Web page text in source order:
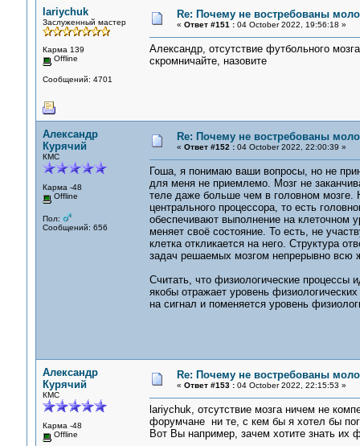
lariychuk
Заслуженный мастер
Карма 139
Offline
Сообщений: 4701
Re: Почему не востребованы
« Ответ #151 :04 October 2022, 19:56:18 »
Александр, отсутствие футбольного
скромничайте, назовите
Александр
Курячий
КМС
Карма -48
Offline
Пол:
Сообщений: 656
Re: Почему не востребованы
« Ответ #152 :04 October 2022, 22:00:39 »
Гоша, я понимаю ваши вопросы, но не
для меня не приемлемо. Мозг не
теле даже больше чем в головном
центрального процессора, то есть
обеспечивают выполнение на клеточном
меняет своё состояние. То есть, не
клетка откликается на него. Структура
задач решаемых мозгом непрерывно всю
Считать, что физиологические
якобы отражает уровень
на сигнал и поменяется уровень
Александр
Курячий
КМС
Карма -48
Offline
Re: Почему не востребованы
« Ответ #153 :04 October 2022, 22:15:53 »
lariychuk, отсутствие мозга ничем не
форумчане ни те, с кем бы я хотел бы
Вот Вы например, зачем хотите знать